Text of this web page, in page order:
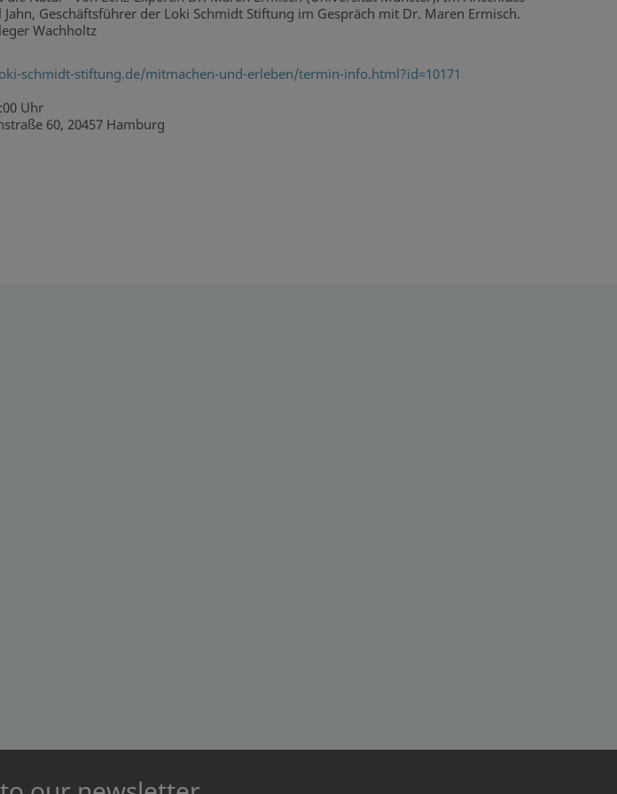
Geschäftsführer der Loki Schmidt Stiftung im Gespräch mit Dr. Maren Ermisch.
Wachholtz
schmidt-stiftung.de/mitmachen-und-erleben/termin-info.html?id=10171
Uhr
60, 20457 Hamburg